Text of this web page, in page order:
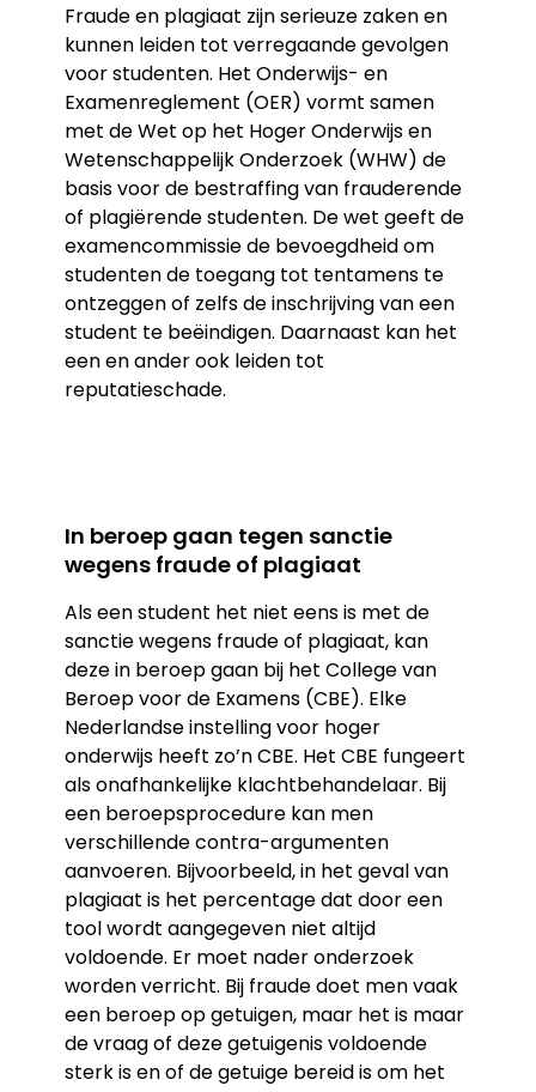
Fraude en plagiaat zijn serieuze zaken en
kunnen leiden tot verregaande gevolgen
voor studenten. Het Onderwijs- en
Examenreglement (OER) vormt samen
met de Wet op het Hoger Onderwijs en
Wetenschappelijk Onderzoek (WHW) de
basis voor de bestraffing van frauderende
of plagiërende studenten. De wet geeft de
examencommissie de bevoegdheid om
studenten de toegang tot tentamens te
ontzeggen of zelfs de inschrijving van een
student te beëindigen. Daarnaast kan het
een en ander ook leiden tot
reputatieschade.
In beroep gaan tegen sanctie
wegens fraude of plagiaat
Als een student het niet eens is met de
sanctie wegens fraude of plagiaat, kan
deze in beroep gaan bij het College van
Beroep voor de Examens (CBE). Elke
Nederlandse instelling voor hoger
onderwijs heeft zo’n CBE. Het CBE fungeert
als onafhankelijke klachtbehandelaar. Bij
een beroepsprocedure kan men
verschillende contra-argumenten
aanvoeren. Bijvoorbeeld, in het geval van
plagiaat is het percentage dat door een
tool wordt aangegeven niet altijd
voldoende. Er moet nader onderzoek
worden verricht. Bij fraude doet men vaak
een beroep op getuigen, maar het is maar
de vraag of deze getuigenis voldoende
sterk is en of de getuige bereid is om het